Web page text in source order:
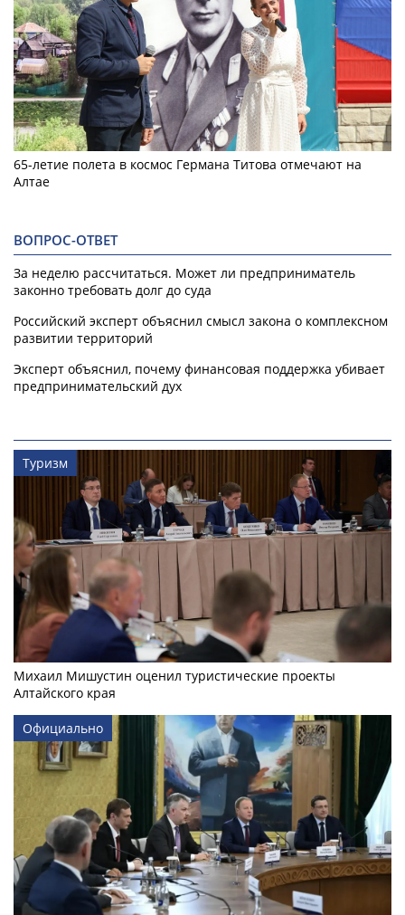
65-летие полета в космос Германа Титова отмечают на
Алтае
ВОПРОС-ОТВЕТ
За неделю рассчитаться. Может ли предприниматель
законно требовать долг до суда
Российский эксперт объяснил смысл закона о комплексном
развитии территорий
Эксперт объяснил, почему финансовая поддержка убивает
предпринимательский дух
Туризм
Михаил Мишустин оценил туристические проекты
Алтайского края
Официально